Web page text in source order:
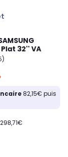
Plat 32'' VA
82,15€ puis